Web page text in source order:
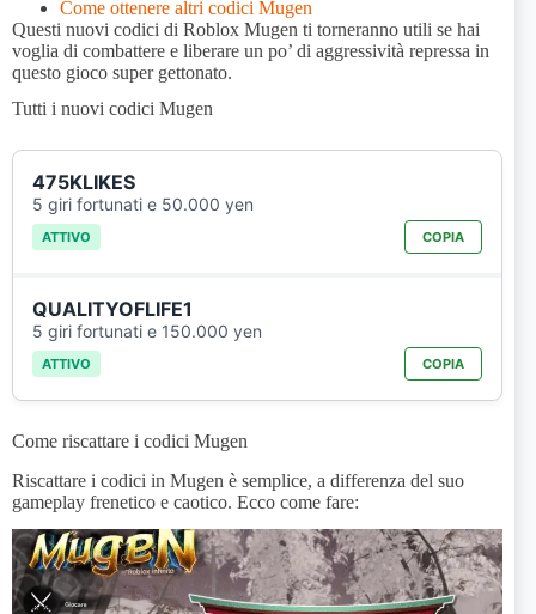
Come ottenere altri codici Mugen
Questi nuovi codici di Roblox Mugen ti torneranno utili se hai
voglia di combattere e liberare un po’ di aggressività repressa in
questo gioco super gettonato.
Tutti i nuovi codici Mugen
475KLIKES
5 giri fortunati e 50.000 yen
ATTIVO COPIA
QUALITYOFLIFE1
5 giri fortunati e 150.000 yen
ATTIVO COPIA
Come riscattare i codici Mugen
Riscattare i codici in Mugen è semplice, a differenza del suo
gameplay frenetico e caotico. Ecco come fare: